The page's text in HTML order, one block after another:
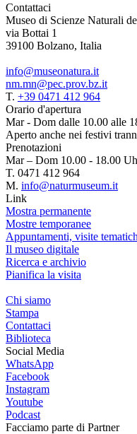
Contattaci
Museo di Scienze Naturali
via Bottai 1
39100 Bolzano, Italia
info@museonatura.it
nm.mn@pec.prov.bz.it
T. +39 0471 412 964
Orario d'apertura
Mar - Dom dalle 10.00 alle
Aperto anche nei festivi
Prenotazioni
Mar – Dom 10.00 - 18.00
T. 0471 412 964
M. info@naturmuseum.it
Link
Mostra permanente
Mostre temporanee
Appuntamenti, visite
Il museo digitale
Ricerca e archivio
Pianifica la visita
Chi siamo
Stampa
Contattaci
Biblioteca
Social Media
WhatsApp
Facebook
Instagram
Youtube
Podcast
Facciamo parte di Partner